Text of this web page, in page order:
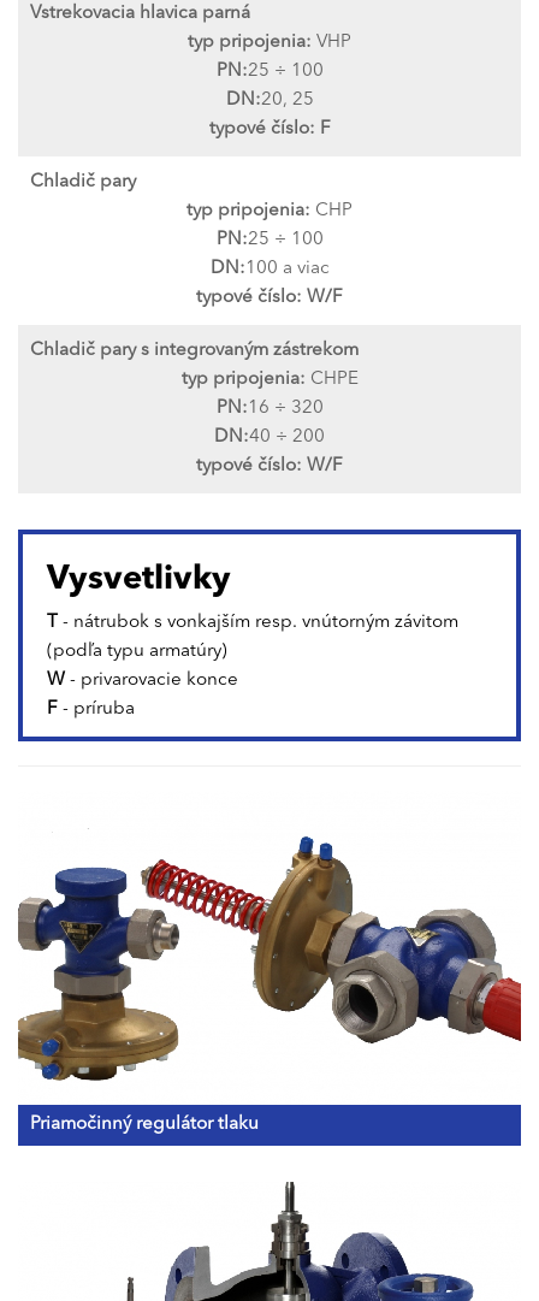
Vstrekovacia hlavica parná
typ pripojenia: VHP
PN:25 ÷ 100
DN:20, 25
typové číslo: F
Chladič pary
typ pripojenia: CHP
PN:25 ÷ 100
DN: 100 a viac
typové číslo: W/F
Chladič pary s integrovaným zástrekom
typ pripojenia: CHPE
PN: 16 ÷ 320
DN:40 ÷ 200
typové číslo: W/F
Vysvetlivky
T - nátrubok s vonkajším resp. vnútorným závitom
(podľa typu armatúry)
W - privarovacie konce
F - príruba
Priamočinný regulátor tlaku